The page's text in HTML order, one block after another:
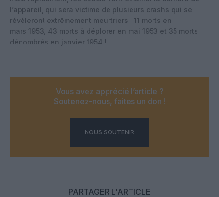
l’appareil, qui sera victime de plusieurs crashs qui se
révéleront extrêmement meurtriers : 11 morts en
mars 1953, 43 morts à déplorer en mai 1953 et 35 morts
dénombrés en janvier 1954 !
Vous avez apprécié l’article ?
Soutenez-nous, faites un don !
NOUS SOUTENIR
PARTAGER L'ARTICLE